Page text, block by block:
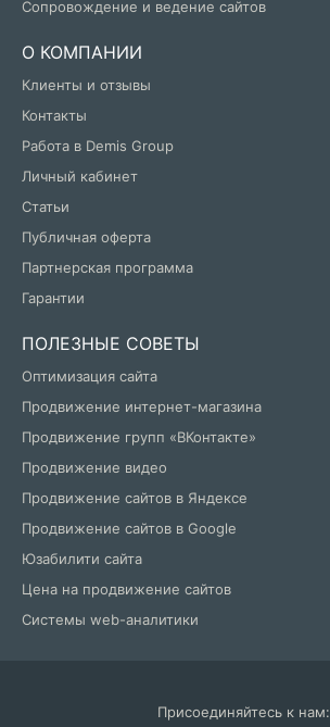
Сопровождение и ведение сайтов
О КОМПАНИИ
Клиенты и отзывы
Контакты
Работа в Demis Group
Личный кабинет
Статьи
Публичная оферта
Партнерская программа
Гарантии
ПОЛЕЗНЫЕ СОВЕТЫ
Оптимизация сайта
Продвижение интернет-магазина
Продвижение групп «ВКонтакте»
Продвижение видео
Продвижение сайтов в Яндексе
Продвижение сайтов в Google
Юзабилити сайта
Цена на продвижение сайтов
Системы web-аналитики
Присоединяйтесь к нам: